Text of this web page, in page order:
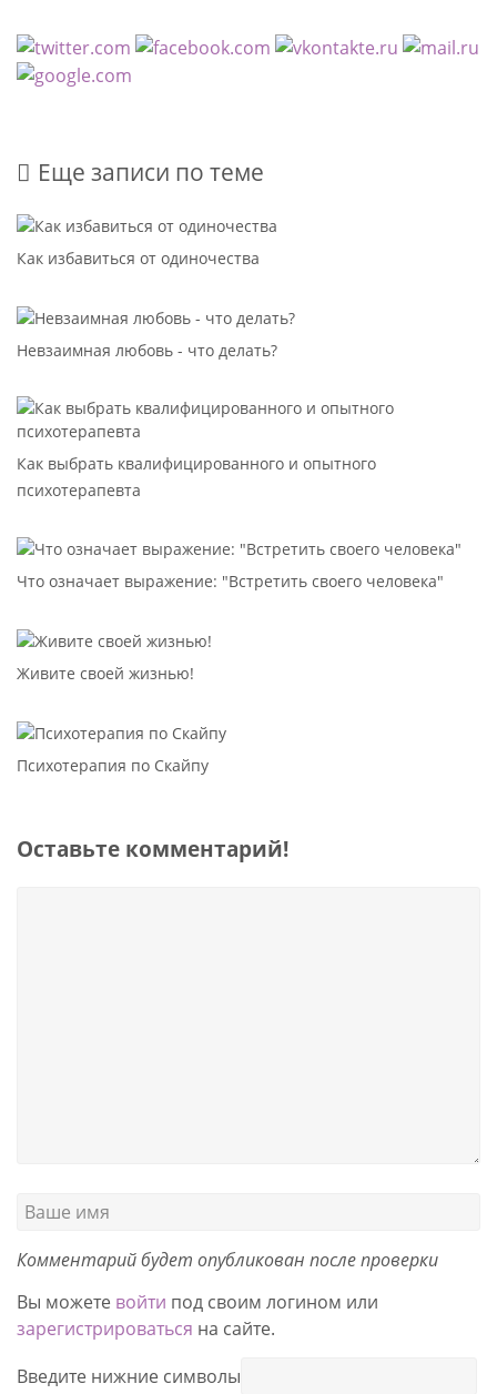
Еще записи по теме
Как избавиться от одиночества
Невзаимная любовь - что делать?
Как выбрать квалифицированного и опытного
психотерапевта
Что означает выражение: "Встретить своего человека"
Живите своей жизнью!
Психотерапия по Скайпу
Оставьте комментарий!
Комментарий будет опубликован после проверки
Вы можете войти под своим логином или
зарегистрироваться на сайте.
Введите нижние символы